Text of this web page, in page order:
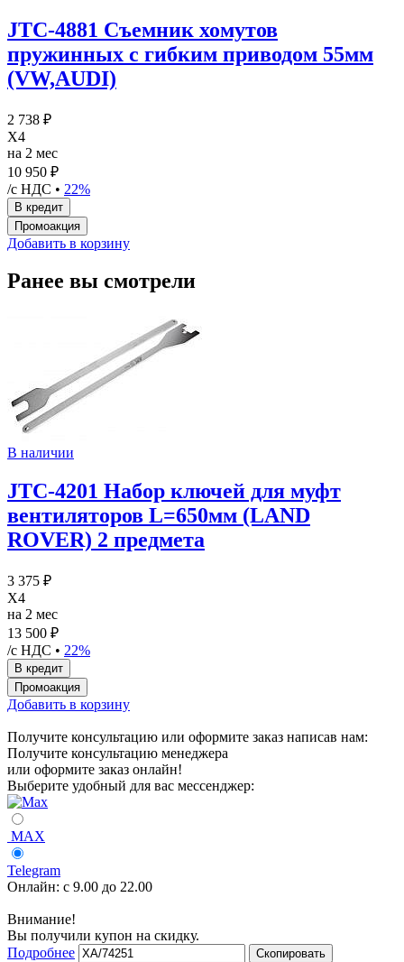
JTC-4881 Съемник хомутов
пружинных с гибким приводом 55мм
(VW,AUDI)
2 738 ₽
X4
на 2 мес
10 950 ₽
/с НДС • 22%
Добавить в корзину
Ранее вы смотрели
В наличии
JTC-4201 Набор ключей для муфт
вентиляторов L=650мм (LAND
ROVER) 2 предмета
3 375 ₽
X4
на 2 мес
13 500 ₽
/с НДС • 22%
Добавить в корзину
Получите консультацию или оформите заказ написав нам:
Получите консультацию менеджера
или оформите заказ онлайн!
Выберите удобный для вас мессенджер:
MAX
Telegram
Онлайн: с 9.00 до 22.00
Внимание!
Вы получили купон на скидку.
Подробнее
Скопировать